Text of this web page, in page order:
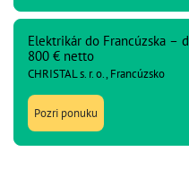
Elektrikár do Francúzska –
800 € netto
CHRISTAL s. r. o., Francúzsko
Pozri ponuku